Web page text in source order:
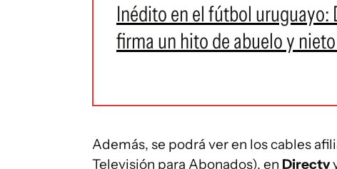
Inédito en el fútbol uruguayo:
firma un hito de abuelo y
Además, se podrá ver en los cables
Televisión para Abonados), en Directv